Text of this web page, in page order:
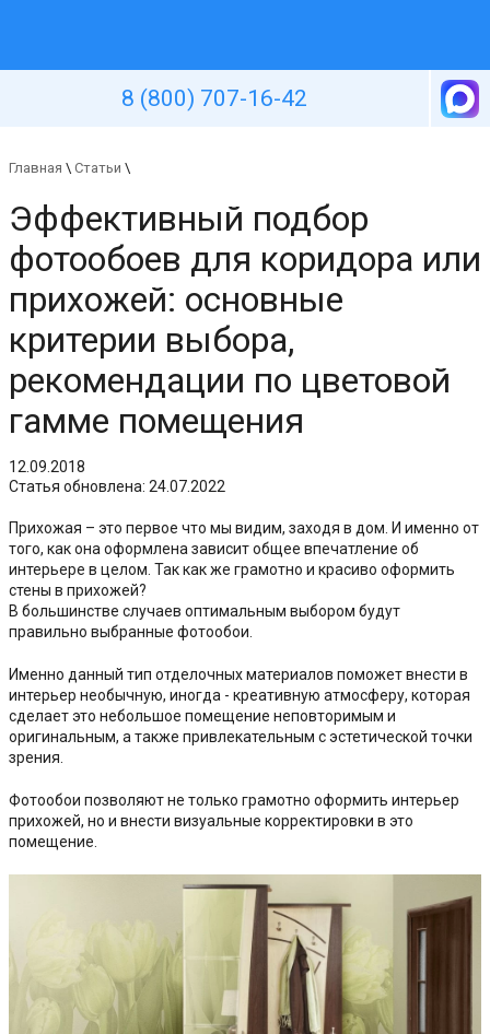
8 (800) 707-16-42
Главная \ Статьи \
Эффективный подбор
фотообоев для коридора или
прихожей: основные
критерии выбора,
рекомендации по цветовой
гамме помещения
12.09.2018
Статья обновлена: 24.07.2022
Прихожая – это первое что мы видим, заходя в дом. И именно от
того, как она оформлена зависит общее впечатление об
интерьере в целом. Так как же грамотно и красиво оформить
стены в прихожей?
В большинстве случаев оптимальным выбором будут
правильно выбранные фотообои.
Именно данный тип отделочных материалов поможет внести в
интерьер необычную, иногда - креативную атмосферу, которая
сделает это небольшое помещение неповторимым и
оригинальным, а также привлекательным с эстетической точки
зрения.
Фотообои позволяют не только грамотно оформить интерьер
прихожей, но и внести визуальные корректировки в это
помещение.